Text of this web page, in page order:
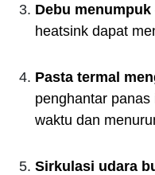
Debu menumpuk
heatsink dapat
Pasta termal
penghantar
waktu dan
Sirkulasi udara